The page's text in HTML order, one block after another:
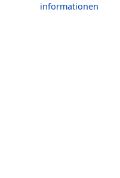
informationen